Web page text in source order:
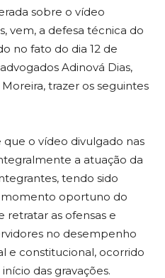
sobre o vídeo
vem, a defesa técnica do
no fato do dia 12 de
Adinová Dias,
trazer os seguintes
o vídeo divulgado nas
a atuação da
tendo sido
oportuno do
retratar as ofensas e
no desempenho
e constitucional, ocorrido
das gravações.